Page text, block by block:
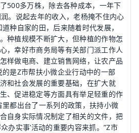
500多万株，除去各种成本，一年下
。说起去年的收入，老杨掩不住内心
种自家的田，后来随着时代发展，
种植规模不断扩大，但种植的作物怎
，幸好市商务局等有关部门派工作人
样做电商、建立销售网络，让农产品
是Z市帮扶小微企业行动中的一部
和社会发展的重要基础，在扩大就
、促进稳定等方面具有举足轻重的作
里都出台了一系列的政策，扶持小微
自身实际情况制定了相关的文件，把
办实事’活动的重要内容来抓。”Z市